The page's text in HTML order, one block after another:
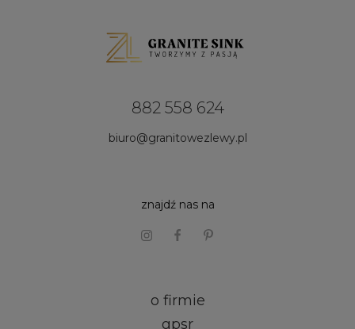
882 558 624
biuro@granitowezlewy.pl
o firmie
gpsr
znajdź nas na